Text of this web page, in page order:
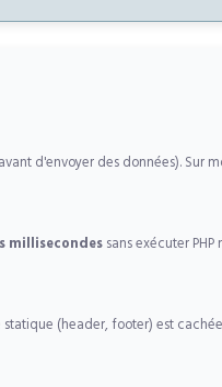
d'envoyer des données). Sur
millisecondes sans exécuter
(header, footer) est